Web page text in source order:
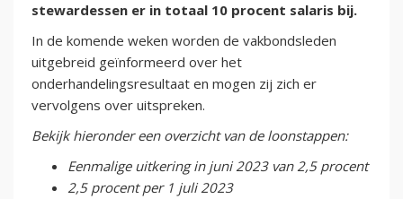
stewardessen er in totaal 10 procent salaris bij.
In de komende weken worden de vakbondsleden
uitgebreid geïnformeerd over het
onderhandelingsresultaat en mogen zij zich er
vervolgens over uitspreken.
Bekijk hieronder een overzicht van de loonstappen:
Eenmalige uitkering in juni 2023 van 2,5 procent
2,5 procent per 1 juli 2023